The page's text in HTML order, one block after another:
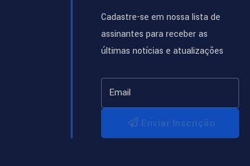
Cadastre-se em nossa lista de
assinantes para receber as
últimas notícias e atualizações
Enviar Inscrição